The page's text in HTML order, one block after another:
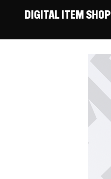
DIGITAL ITEM SHOP